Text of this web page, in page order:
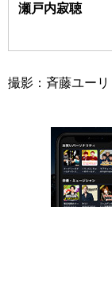
瀬戸内寂聴
撮影：斉藤ユーリ